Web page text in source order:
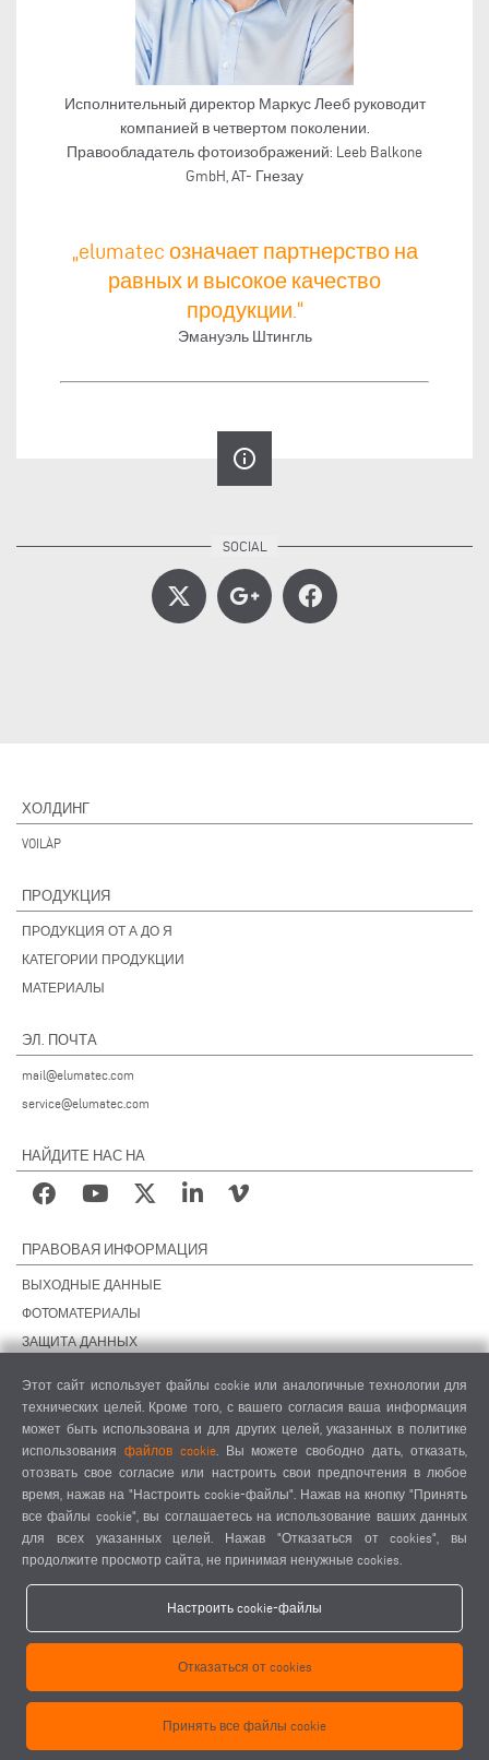
Исполнительный директор Маркус Лееб руководит
компанией в четвертом поколении.
Правообладатель фотоизображений: Leeb Balkone
GmbH, AT- Гнезау
„elumatec означает партнерство на
равных и высокое качество
продукции.“
Эмануэль Штингль
info_outline
ХОЛДИНГ
VOILÀP
ПРОДУКЦИЯ
ПРОДУКЦИЯ ОТ А ДО Я
КАТЕГОРИИ ПРОДУКЦИИ
МАТЕРИАЛЫ
ЭЛ. ПОЧТА
mail@elumatec.com
service@elumatec.com
НАЙДИТЕ НАС НА
ПРАВОВАЯ ИНФОРМАЦИЯ
ВЫХОДНЫЕ ДАННЫЕ
ФОТОМАТЕРИАЛЫ
ЗАЩИТА ДАННЫХ
ОБЩИЕ УСЛОВИЯ СДЕЛОК
ОБЩИЕ УСЛОВИЯ ПРОДАЖИ
НАСТРОЙКИ COOKIES
КОДЕКС ПОВЕДЕНИЯ ПОСТАВЩИКОВ
elumatec AG - Pinacher Straße 61 - 75417 Mühlacker - Германия - Телефон
+49 7041-14 0-mail@elumatec.com
elumatec AG infocenter - Lugwaldstraße 20 - 75417 Mühlacker - Германия
Этот сайт использует файлы cookie или аналогичные технологии для
технических целей. Кроме того, с вашего согласия ваша информация
может быть использована и для других целей, указанных в политике
использования файлов cookie. Вы можете свободно дать, отказать,
отозвать свое согласие или настроить свои предпочтения в любое
время, нажав на "Настроить cookie-файлы". Нажав на кнопку "Принять
все файлы cookie", вы соглашаетесь на использование ваших данных
для всех указанных целей. Нажав "Отказаться от cookies", вы
продолжите просмотр сайта, не принимая ненужные cookies.
Настроить cookie-файлы
Отказаться от cookies
Принять все файлы cookie